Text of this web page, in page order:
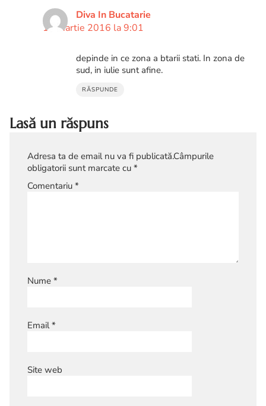
Diva In Bucatarie
17 martie 2016 la 9:01
depinde in ce zona a btarii stati. In zona de
sud, in iulie sunt afine.
RĂSPUNDE
Lasă un răspuns
Adresa ta de email nu va fi publicată.Câmpurile
obligatorii sunt marcate cu *
Comentariu *
Nume *
Email*
Site web